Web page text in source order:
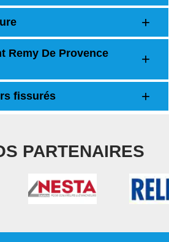
Remy De Provence
fissurés
PARTENAIRES